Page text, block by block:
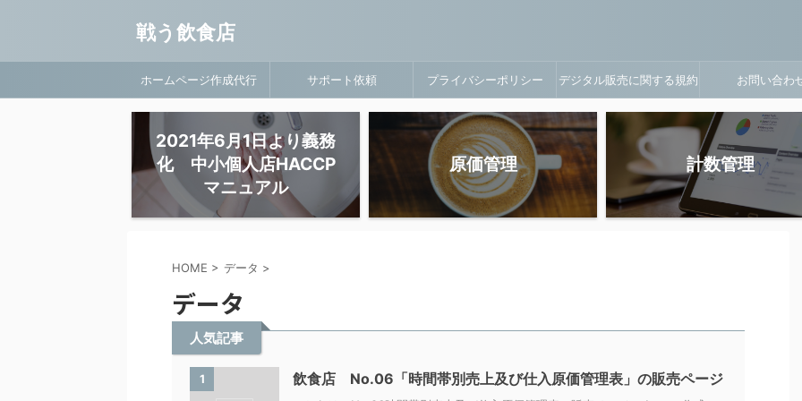
戦う飲食店
ホームページ作成代行 サポート依頼 プライバシーポリシー デジタル販売に関する規約 お問い合わ
2021年6月1日より義務
化 中小個人店HACCP
マニュアル
原価管理 計数管理
HOME > データ >
データ
人気記事
1 飲食店 No.06「時間帯別売上及び仕入原価管理表」の販売ページ